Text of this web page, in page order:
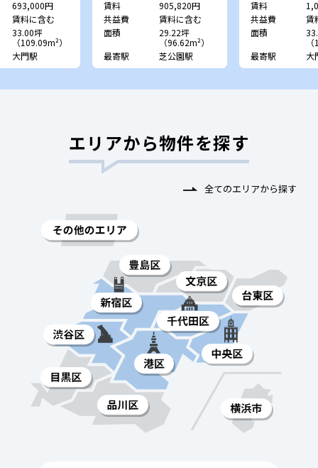
693,000円
賃料に含む
33.00坪
（109.09m²）
大門駅
賃料
905,820円
共益費
賃料に含む
面積
29.22坪
（96.62m²）
最寄駅
芝公園駅
賃料
共益費
賃
面積
最寄駅
大
エリアから物件を探す
全てのエリアから探す